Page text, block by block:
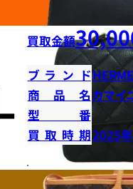
買取金額
ブランド
商品名 カマイ
型番
買取時期2025